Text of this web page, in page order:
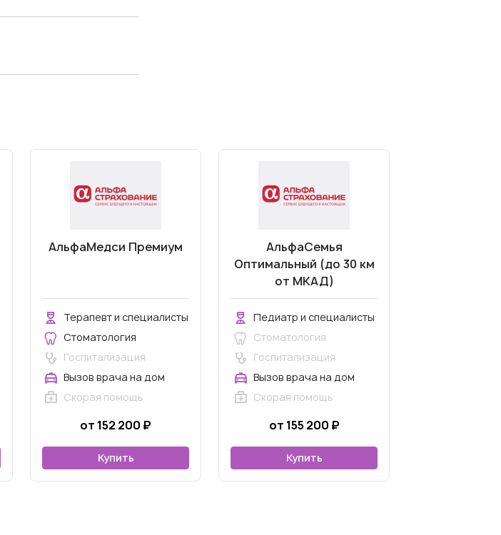
АльфаМедси Премиум
Терапевт и специалисты
Стоматология
Госпитализация
Вызов врача на дом
Скорая помощь
от 152 200 ₽
Купить
АльфаСемья
Оптимальный (до 30 км
от МКАД)
Педиатр и специалисты
Стоматология
Госпитализация
Вызов врача на дом
Скорая помощь
от 155 200 ₽
Купить